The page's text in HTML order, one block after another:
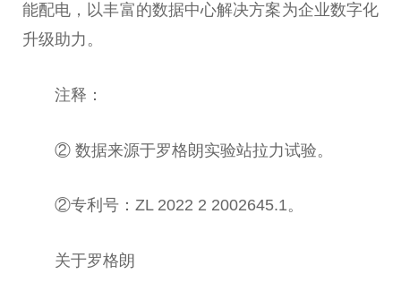
能配电，以丰富的数据中心解决方案为企业数字化
升级助力。
注释：
② 数据来源于罗格朗实验站拉力试验。
②专利号：ZL 2022 2 2002645.1。
关于罗格朗